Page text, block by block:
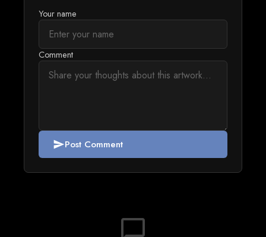
Your name
Comment
sendPost Comment
chat_bubble_outline